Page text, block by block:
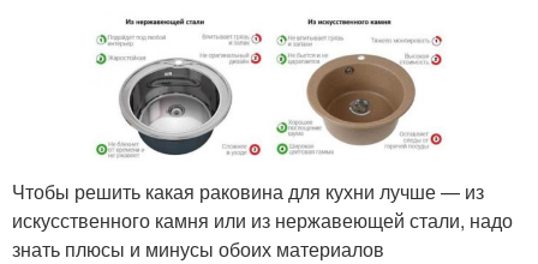
Чтобы решить какая раковина для кухни лучше — из
искусственного камня или из нержавеющей стали, надо
знать плюсы и минусы обоих материалов